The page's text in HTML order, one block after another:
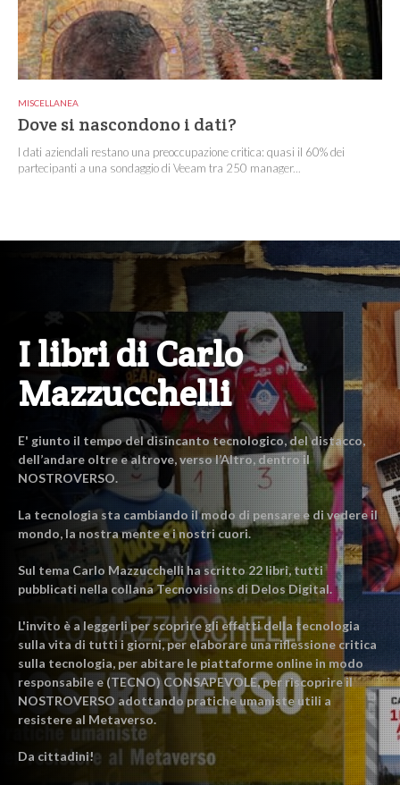
MISCELLANEA
Dove si nascondono i dati?
I dati aziendali restano una preoccupazione critica: quasi il 60% dei
partecipanti a una sondaggio di Veeam tra 250 manager...
I libri di Carlo
Mazzucchelli
E' giunto il tempo del disincanto tecnologico, del distacco,
dell’andare oltre e altrove, verso l’Altro, dentro il
NOSTROVERSO.
La tecnologia sta cambiando il modo di pensare e di vedere il
mondo, la nostra mente e i nostri cuori.
Sul tema Carlo Mazzucchelli ha scritto 22 libri, tutti
pubblicati nella collana Tecnovisions di Delos Digital.
L'invito è a leggerli per scoprire gli effetti della tecnologia
sulla vita di tutti i giorni, per elaborare una riflessione critica
sulla tecnologia, per abitare le piattaforme online in modo
responsabile e (TECNO) CONSAPEVOLE, per riscoprire il
NOSTROVERSO adottando pratiche umaniste utili a
resistere al Metaverso.
Da cittadini!